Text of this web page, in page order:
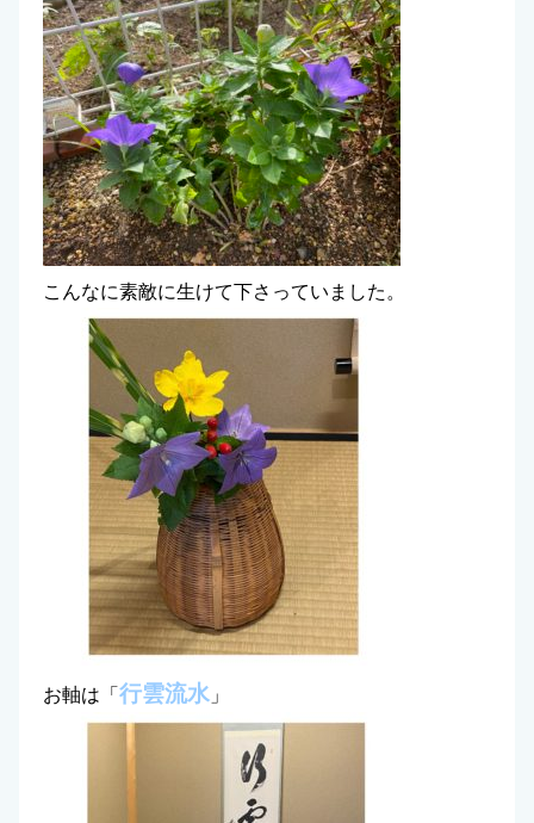
こんなに素敵に生けて下さっていました。
お軸は「 行雲流水」